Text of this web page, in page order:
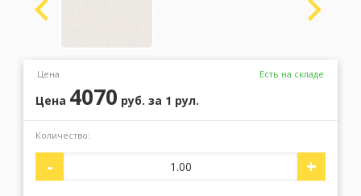
Цена Есть на складе
Цена 4070 руб. за 1 рул.
Количество:
- +